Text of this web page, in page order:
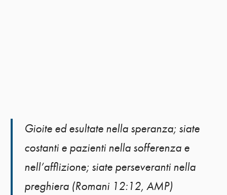
Gioite ed esultate nella speranza; siate
costanti e pazienti nella sofferenza e
nell’afflizione; siate perseveranti nella
preghiera (Romani 12:12, AMP)